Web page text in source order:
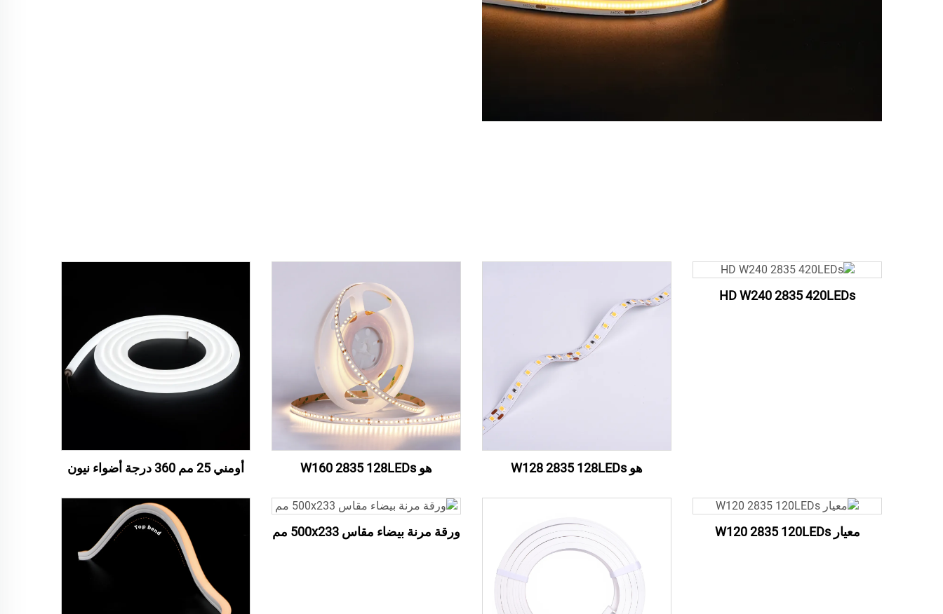
HD W240 2835 420LEDs
هو W128 2835 128LEDs هو W160 2835 128LEDs أومني 25 مم 360 درجة أضواء نيون
معيار W120 2835 120LEDs ورقة مرنة بيضاء مقاس 500x233 مم